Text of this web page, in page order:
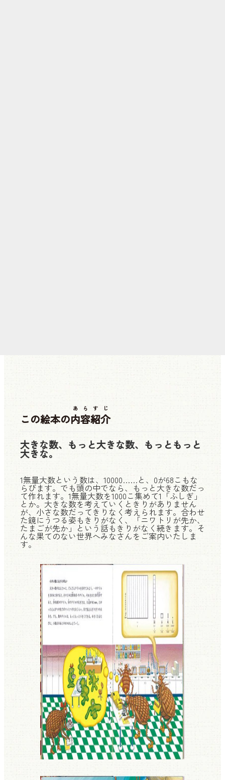
この絵本の内容紹介
あらすじ
大きな数、もっと大きな数、もっともっと
大きな。
1無量大数という数は、10000……と、0が68こもな
らびます。でも頭の中でなら、もっと大きな数だっ
て作れます。1無量大数を1000こ集めて1「ふしぎ」
とか。大きな数を考えていくときりがありません
が、小さな数だってきりなく考えられます。合わせ
た鏡にうつる姿もきりがなく、「ニワトリが先か、
たまごが先か」という話もきりがなく続きます。そ
んな果てのない世界へみなさんをご案内いたしま
す。